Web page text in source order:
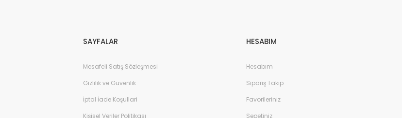
SAYFALAR
Mesafeli Satış Sözleşmesi
Gizlilik ve Güvenlik
İptal İade Koşullari
Kişisel Veriler Politikası
HESABIM
Hesabım
Sipariş Takip
Favorileriniz
Sepetiniz